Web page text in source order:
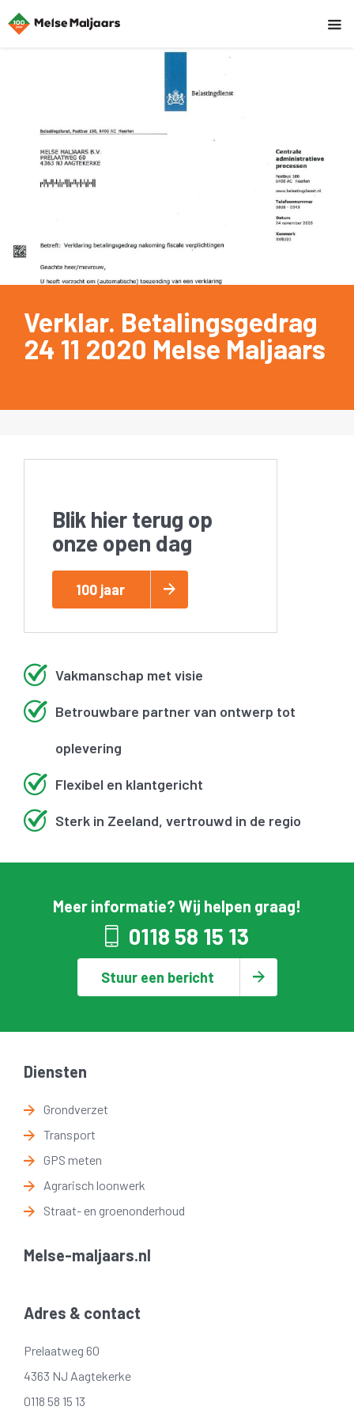
Verklar. Betalingsgedrag
24 11 2020 Melse Maljaars
Blik hier terug op
onze open dag
100 jaar
Vakmanschap met visie
Betrouwbare partner van ontwerp tot
oplevering
Flexibel en klantgericht
Sterk in Zeeland, vertrouwd in de regio
Meer informatie? Wij helpen graag!
0118 58 15 13
Stuur een bericht
Diensten
Grondverzet
Transport
GPS meten
Agrarisch loonwerk
Straat- en groenonderhoud
Melse-maljaars.nl
Adres & contact
Prelaatweg 60
4363 NJ Aagtekerke
0118 58 15 13